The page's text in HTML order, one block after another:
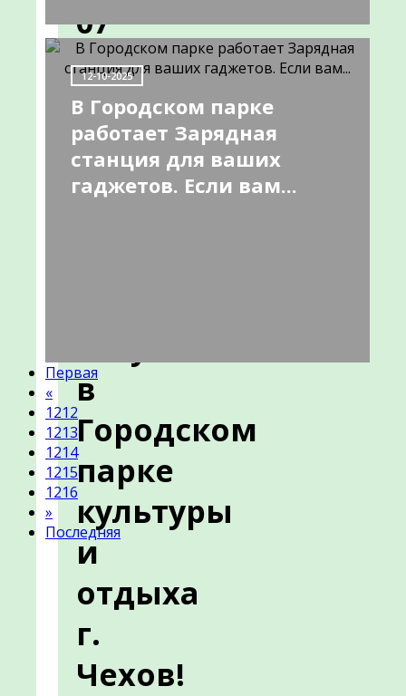
07
августа
Афиша
мероприятий
с
в
Городском
парке
культуры
и
отдыха
г.
Чехов!
12-10-2025
В Городском парке
работает Зарядная
станция для ваших
гаджетов. Если вам...
Первая
«
1212
1213
1214
1215
1216
»
Последняя